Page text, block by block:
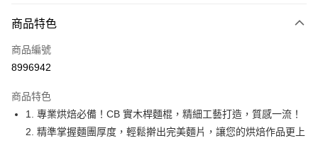
信用卡一次付款
超商取貨付款
Apple Pay
街口支付
商品特色
商品編號
8996942
商品特色
1. 專業烘焙必備！CB 實木桿麵棍，精細工藝打造，質感一流！
2. 精準掌握麵團厚度，輕鬆擀出完美麵片，讓您的烘焙作品更上